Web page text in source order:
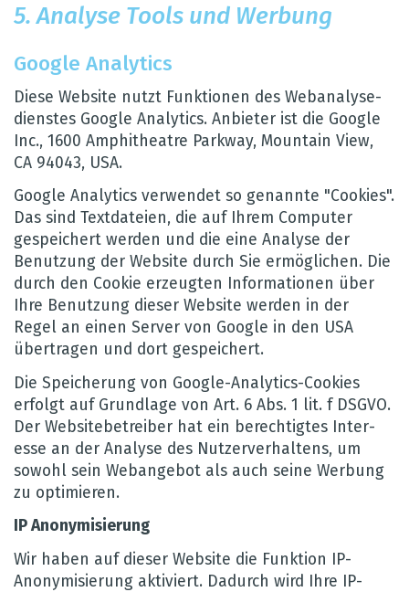
5. Ana­lyse Tools und Wer­bung
Google Ana­ly­tics
Diese Web­site nutzt Funk­tio­nen des Web­ana­ly­se­
diens­tes Google Ana­ly­tics. Anbie­ter ist die Google
Inc., 1600 Amphi­theatre Park­way, Moun­tain View,
CA 94043, USA.
Google Ana­ly­tics ver­wen­det so genannte "Coo­kies".
Das sind Text­da­teien, die auf Ihrem Com­pu­ter
gespei­chert wer­den und die eine Ana­lyse der
Benut­zung der Web­site durch Sie ermög­li­chen. Die
durch den Coo­kie erzeug­ten Infor­ma­tio­nen über
Ihre Benut­zung die­ser Web­site wer­den in der
Regel an einen Ser­ver von Google in den USA
über­tra­gen und dort gespei­chert.
Die Spei­che­rung von Google-Ana­ly­tics-Coo­kies
erfolgt auf Grund­lage von Art. 6 Abs. 1 lit. f DSGVO.
Der Web­site­be­trei­ber hat ein berech­tig­tes Inter­
esse an der Ana­lyse des Nut­zer­ver­hal­tens, um
sowohl sein Web­an­ge­bot als auch seine Wer­bung
zu opti­mie­ren.
IP Anony­mi­sie­rung
Wir haben auf die­ser Web­site die Funk­tion IP-
Anony­mi­sie­rung akti­viert. Dadurch wird Ihre IP-